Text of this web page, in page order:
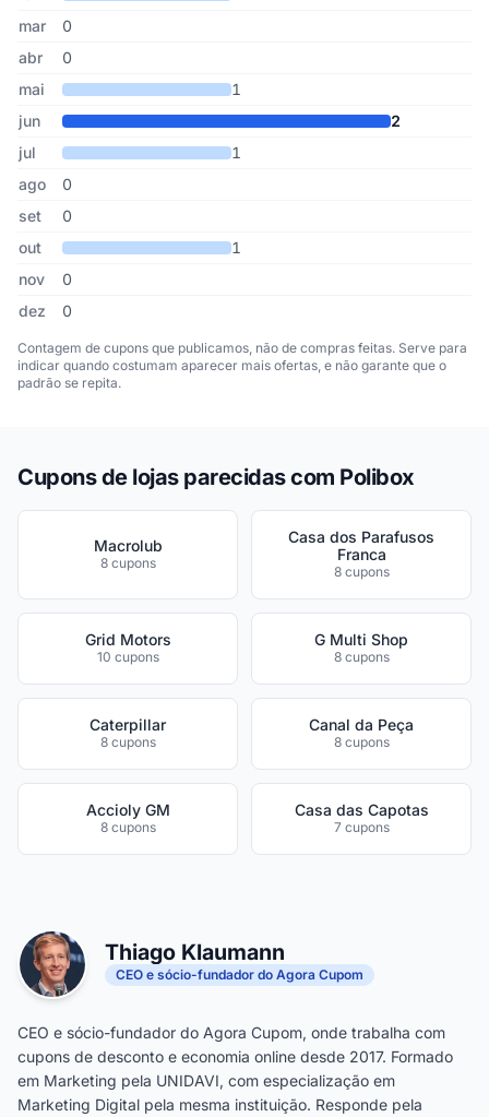
mar
0
abr
0
mai
1
jun
2
jul
1
ago
0
set
0
out
1
nov
0
dez
0
Contagem de cupons que publicamos, não de compras feitas. Serve para
indicar quando costumam aparecer mais ofertas, e não garante que o
padrão se repita.
Cupons de lojas parecidas com Polibox
Macrolub
8 cupons
Casa dos Parafusos
Franca
8 cupons
Grid Motors
10 cupons
G Multi Shop
8 cupons
Caterpillar
8 cupons
Canal da Peça
8 cupons
Accioly GM
8 cupons
Casa das Capotas
7 cupons
Thiago Klaumann
CEO e sócio-fundador do Agora Cupom
CEO e sócio-fundador do Agora Cupom, onde trabalha com
cupons de desconto e economia online desde 2017. Formado
em Marketing pela UNIDAVI, com especialização em
Marketing Digital pela mesma instituição. Responde pela